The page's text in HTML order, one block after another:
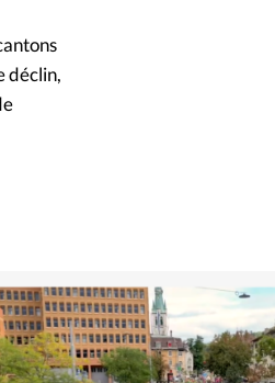
déclin,